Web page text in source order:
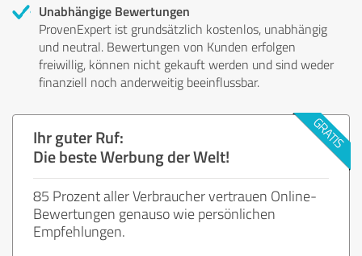
Unabhängige Bewertungen
ProvenExpert ist grundsätzlich kostenlos, unabhängig
und neutral. Bewertungen von Kunden erfolgen
freiwillig, können nicht gekauft werden und sind weder
finanziell noch anderweitig beeinflussbar.
Ihr guter Ruf:
Die beste Werbung der Welt!
85 Prozent aller Verbraucher vertrauen Online-
Bewertungen genauso wie persönlichen
Empfehlungen.